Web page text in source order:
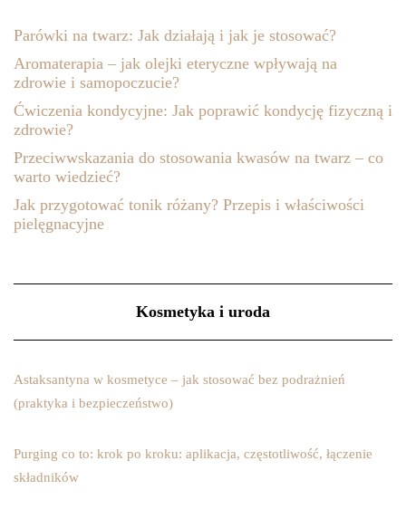
Parówki na twarz: Jak działają i jak je stosować?
Aromaterapia – jak olejki eteryczne wpływają na
zdrowie i samopoczucie?
Ćwiczenia kondycyjne: Jak poprawić kondycję fizyczną i
zdrowie?
Przeciwwskazania do stosowania kwasów na twarz – co
warto wiedzieć?
Jak przygotować tonik różany? Przepis i właściwości
pielęgnacyjne
Kosmetyka i uroda
Astaksantyna w kosmetyce – jak stosować bez podrażnień
(praktyka i bezpieczeństwo)
Purging co to: krok po kroku: aplikacja, częstotliwość, łączenie
składników